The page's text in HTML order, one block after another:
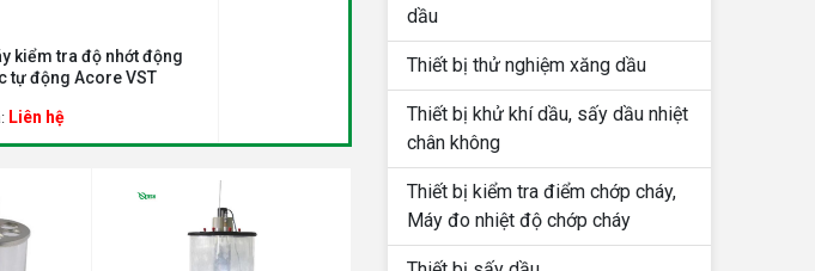
kiểm tra độ nhớt động
tự động Acore VST
Liên hệ
dầu
Thiết bị thử nghiệm xăng dầu
Thiết bị khử khí dầu, sấy dầu nhiệt
chân không
Thiết bị kiểm tra điểm chớp cháy,
Máy đo nhiệt độ chớp cháy